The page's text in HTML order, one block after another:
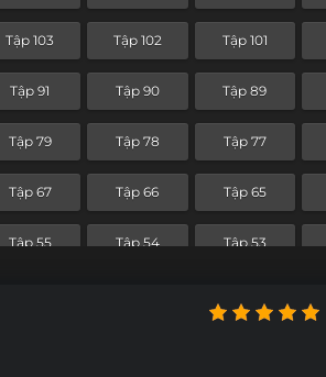
Tập 103 Tập 102 Tập 101
Tập 91 Tập 90 Tập 89
Tập 79 Tập 78 Tập 77
Tập 67 Tập 66 Tập 65
Tập 55 Tập 54 Tập 53